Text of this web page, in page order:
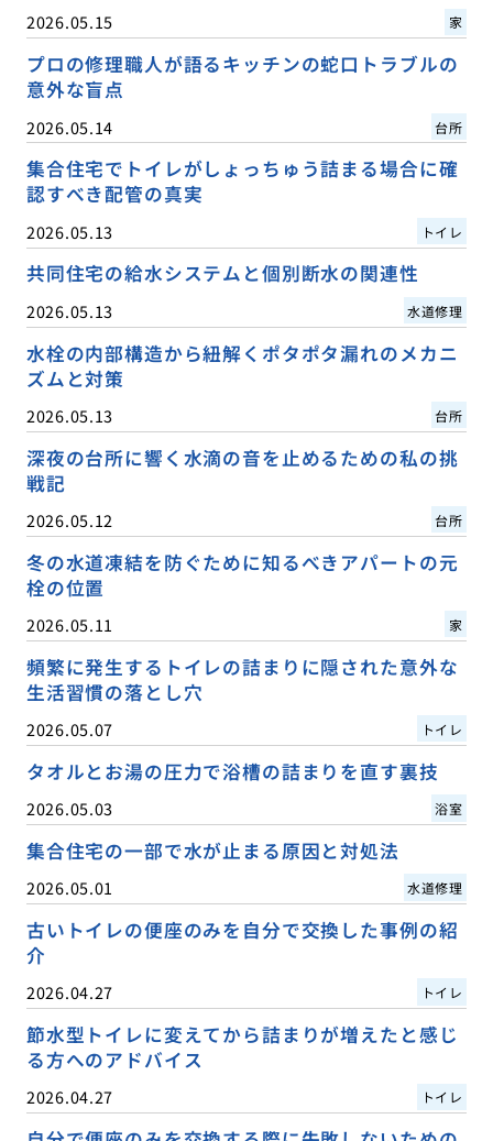
2026.05.15 家
プロの修理職人が語るキッチンの蛇口トラブルの
意外な盲点
2026.05.14 台所
集合住宅でトイレがしょっちゅう詰まる場合に確
認すべき配管の真実
2026.05.13 トイレ
共同住宅の給水システムと個別断水の関連性
2026.05.13 水道修理
水栓の内部構造から紐解くポタポタ漏れのメカニ
ズムと対策
2026.05.13 台所
深夜の台所に響く水滴の音を止めるための私の挑
戦記
2026.05.12 台所
冬の水道凍結を防ぐために知るべきアパートの元
栓の位置
2026.05.11 家
頻繁に発生するトイレの詰まりに隠された意外な
生活習慣の落とし穴
2026.05.07 トイレ
タオルとお湯の圧力で浴槽の詰まりを直す裏技
2026.05.03 浴室
集合住宅の一部で水が止まる原因と対処法
2026.05.01 水道修理
古いトイレの便座のみを自分で交換した事例の紹
介
2026.04.27 トイレ
節水型トイレに変えてから詰まりが増えたと感じ
る方へのアドバイス
2026.04.27 トイレ